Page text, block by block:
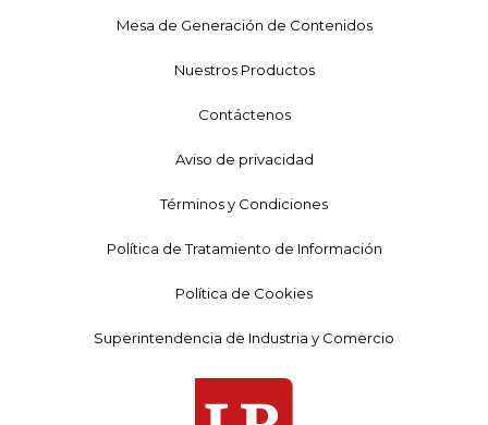
Mesa de Generación de Contenidos
Nuestros Productos
Contáctenos
Aviso de privacidad
Términos y Condiciones
Política de Tratamiento de Información
Política de Cookies
Superintendencia de Industria y Comercio